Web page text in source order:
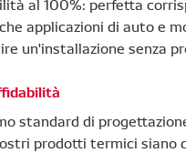
applicazioni di auto e
un'installazione senza
standard di
prodotti termici siano